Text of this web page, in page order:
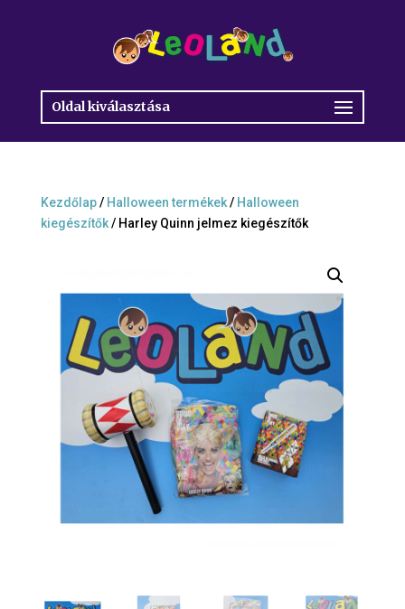
Oldal kiválasztása
Kezdőlap/ Halloween termékek/ Halloween
kiegészítők/ Harley Quinn jelmez kiegészítők